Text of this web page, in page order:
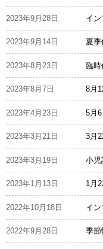
2023年9月28日 イ
2023年9月14日 夏
2023年8月23日 臨時
2023年8月7日 8月
2023年4月23日 5月
2023年3月21日 3月
2023年3月19日 小児
2023年1月13日 1月
2022年10月18日 イ
2022年9月28日 季節